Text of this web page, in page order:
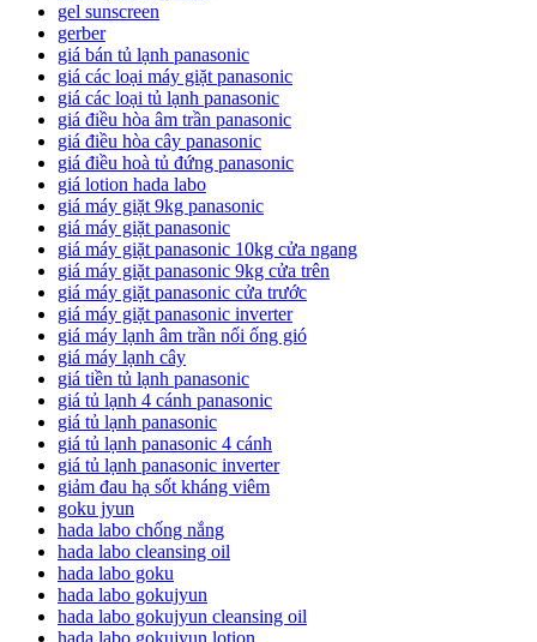
gel sunscreen
gerber
giá bán tủ lạnh panasonic
giá các loại máy giặt panasonic
giá các loại tủ lạnh panasonic
giá điều hòa âm trần panasonic
giá điều hòa cây panasonic
giá điều hoà tủ đứng panasonic
giá lotion hada labo
giá máy giặt 9kg panasonic
giá máy giặt panasonic
giá máy giặt panasonic 10kg cửa ngang
giá máy giặt panasonic 9kg cửa trên
giá máy giặt panasonic cửa trước
giá máy giặt panasonic inverter
giá máy lạnh âm trần nối ống gió
giá máy lạnh cây
giá tiền tủ lạnh panasonic
giá tủ lạnh 4 cánh panasonic
giá tủ lạnh panasonic
giá tủ lạnh panasonic 4 cánh
giá tủ lạnh panasonic inverter
giảm đau hạ sốt kháng viêm
goku jyun
hada labo chống nắng
hada labo cleansing oil
hada labo goku
hada labo gokujyun
hada labo gokujyun cleansing oil